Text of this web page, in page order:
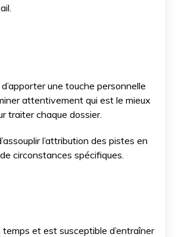
une touche personnelle
attentivement qui est le mieux
traiter chaque dossier.
l’attribution des pistes en
circonstances spécifiques.
temps et est susceptible d’entraîner